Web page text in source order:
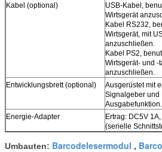
Kabel (optional)
USB-Kabel,
Wirtsgerät
Kabel RS232,
Wirtsgerät, mit
anzuschließen.
Kabel PS2,
Wirtsgerät- und
anzuschließen.
Entwicklungsbrett (optional)
Ausgerüstet mit
Signalgeber und
Ausgabefunktion.
Energie-Adapter
Ertrag: DC5V
(serielle
Umbauten: Barcodelesermodul ,